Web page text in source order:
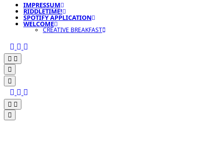
IMPRESSUM
RIDDLETIME!
SPOTIFY APPLICATION
WELCOME
CREATIVE BREAKFAST